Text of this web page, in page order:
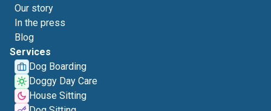
Our story
In the press
Blog
Services
Dog Boarding
Doggy Day Care
House Sitting